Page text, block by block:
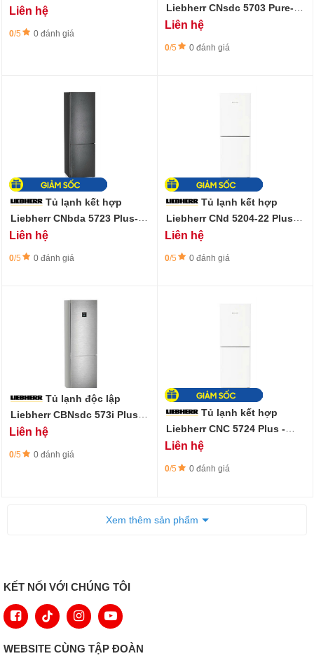
BioFresh, 362 lít
Liên hệ
0/5 0 đánh giá
Liebherr CNsdc 5703 Pure-
371 lít
Liên hệ
0/5 0 đánh giá
Tủ lạnh kết hợp
Liebherr CNbda 5723 Plus-
371 lít
Liên hệ
0/5 0 đánh giá
Tủ lạnh kết hợp
Liebherr CNd 5204-22 Plus-
319 lít
Liên hệ
0/5 0 đánh giá
Tủ lạnh độc lập
Liebherr CBNsdc 573i Plus
BioFresh
Liên hệ
0/5 0 đánh giá
Tủ lạnh kết hợp
Liebherr CNC 5724 Plus -
359L
Liên hệ
0/5 0 đánh giá
Xem thêm sản phẩm
KẾT NỐI VỚI CHÚNG TÔI
WEBSITE CÙNG TẬP ĐOÀN